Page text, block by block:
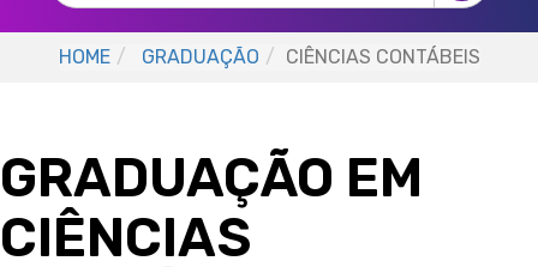
HOME GRADUAÇÃO CIÊNCIAS CONTÁBEIS
GRADUAÇÃO EM
CIÊNCIAS